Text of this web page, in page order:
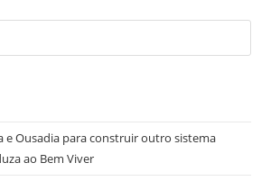
e Ousadia para construir outro sistema
ao Bem Viver